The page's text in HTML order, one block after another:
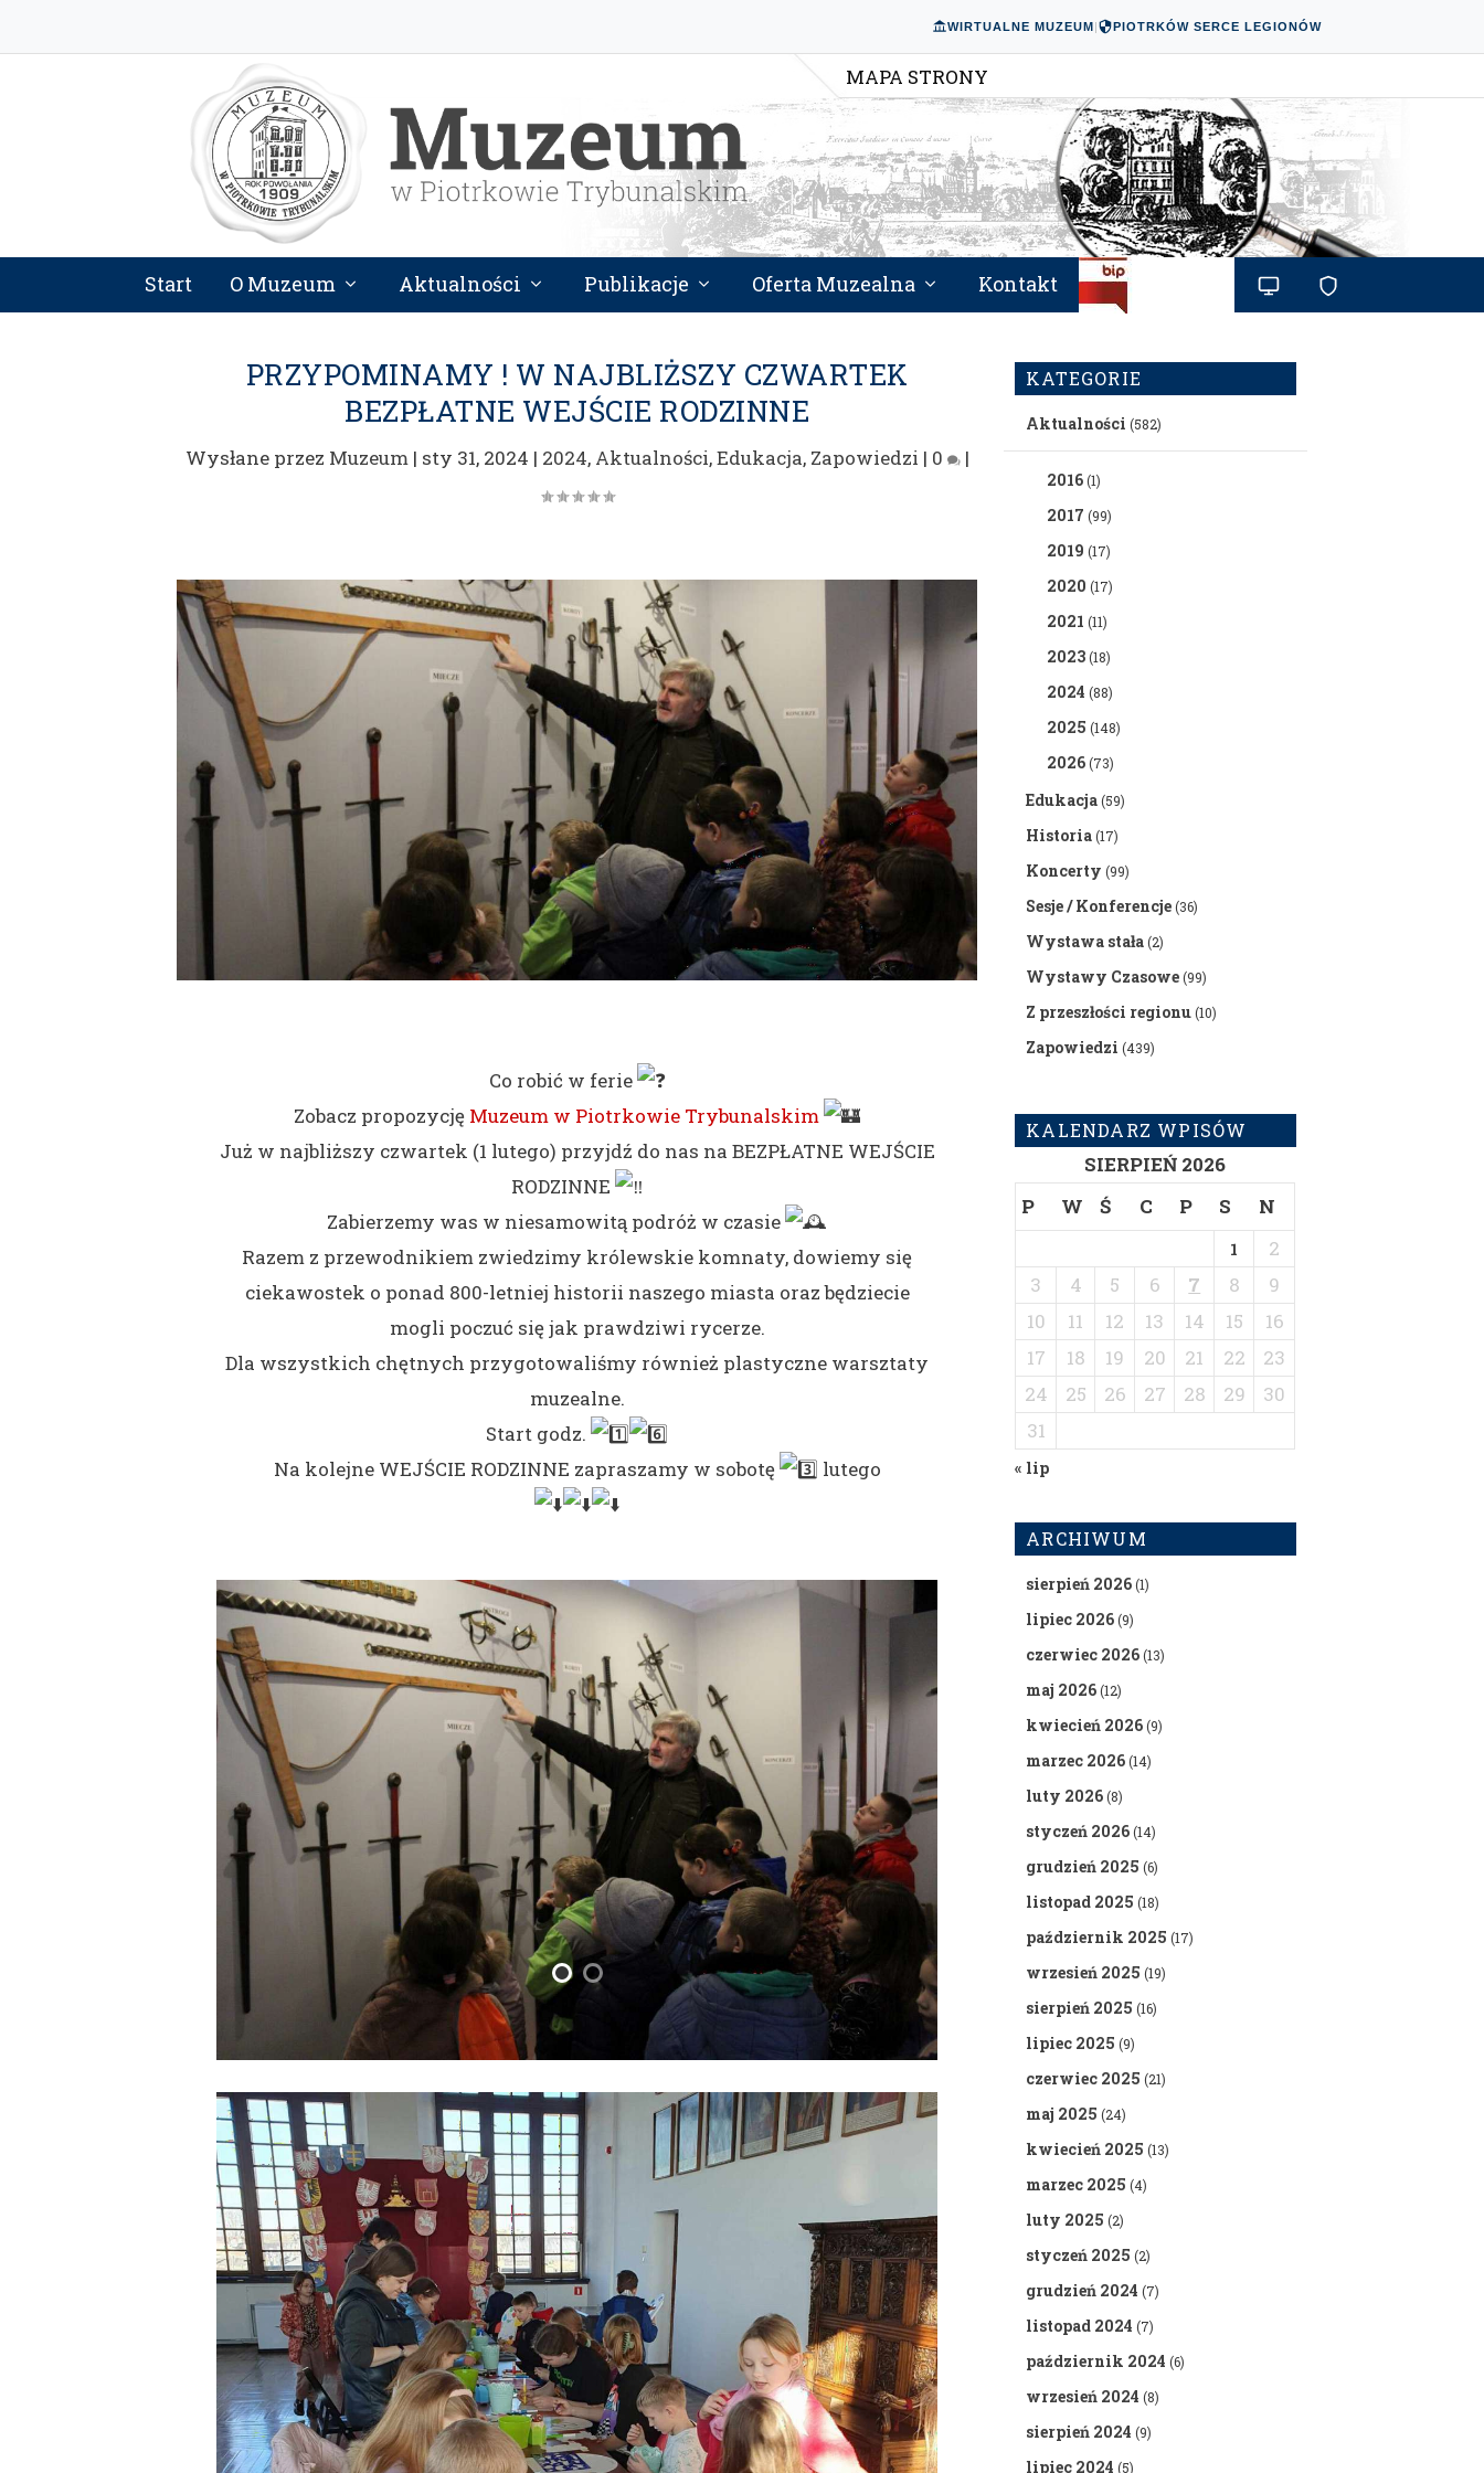
WIRTUALNE MUZEUM| PIOTRKÓW SERCE LEGIONÓW
MAPA STRONY
Start O Muzeum Aktualności Publikacje Oferta Muzealna Kontakt
PRZYPOMINAMY ! W NAJBLIŻSZY CZWARTEK
BEZPŁATNE WEJŚCIE RODZINNE
Wysłane przez Muzeum| sty 31, 2024 | 2024, Aktualności,Edukacja, Zapowiedzi | 0 |
Co robić w ferie
Zobacz propozycję Muzeum w Piotrkowie Trybunalskim
Już w najbliższy czwartek (1 lutego) przyjdź do nas na BEZPŁATNE WEJŚCIE
RODZINNE
Zabierzemy was w niesamowitą podróż w czasie
Razem z przewodnikiem zwiedzimy królewskie komnaty, dowiemy się
ciekawostek o ponad 800-letniej historii naszego miasta oraz będziecie
mogli poczuć się jak prawdziwi rycerze.
Dla wszystkich chętnych przygotowaliśmy również plastyczne warsztaty
muzealne.
Start godz.
Na kolejne WEJŚCIE RODZINNE zapraszamy w sobotę
lutego
KATEGORIE
Aktualności (582)
2016(1)
2017 (99)
2019 (17)
2020 (17)
2021 (11)
2023(18)
2024 (88)
2025 (148)
2026(73)
Edukacja(59)
Historia(17)
Koncerty (99)
Sesje / Konferencje(36)
Wystawa stała(2)
Wystawy Czasowe(99)
Z przeszłości regionu(10)
Zapowiedzi (439)
KALENDARZ WPISÓW
SIERPIEŃ 2026
P
W Ś C P S N
1
2
3
4 5 6 7 8
9
10
11 12 13 14 15
16
17
18 19 20 21 22
23
24
25 26 27 28 29
30
31
« lip
ARCHIWUM
sierpień 2026(1)
lipiec 2026(9)
czerwiec 2026(13)
maj 2026(12)
kwiecień 2026(9)
marzec 2026(14)
luty 2026(8)
styczeń 2026(14)
grudzień 2025 (6)
listopad 2025 (18)
październik 2025 (17)
wrzesień 2025 (19)
sierpień 2025 (16)
lipiec 2025 (9)
czerwiec 2025 (21)
maj 2025 (24)
kwiecień 2025 (13)
marzec 2025 (4)
luty 2025 (2)
styczeń 2025 (2)
grudzień 2024 (7)
listopad 2024 (7)
październik 2024 (6)
wrzesień 2024 (8)
sierpień 2024 (9)
lipiec 2024 (5)